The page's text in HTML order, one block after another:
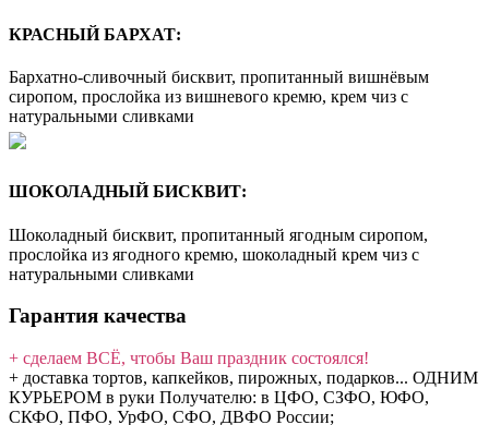
КРАСНЫЙ БАРХАТ:
Бархатно-сливочный бисквит, пропитанный вишнёвым
сиропом, прослойка из вишневого кремю, крем чиз с
натуральными сливками
ШОКОЛАДНЫЙ БИСКВИТ:
Шоколадный бисквит, пропитанный ягодным сиропом,
прослойка из ягодного кремю, шоколадный крем чиз с
натуральными сливками
Гарантия качества
+ сделаем ВСЁ, чтобы Ваш праздник состоялся!
+ доставка тортов, капкейков, пирожных, подарков... ОДНИМ
КУРЬЕРОМ в руки Получателю: в ЦФО, СЗФО, ЮФО,
СКФО, ПФО, УрФО, СФО, ДВФО России;